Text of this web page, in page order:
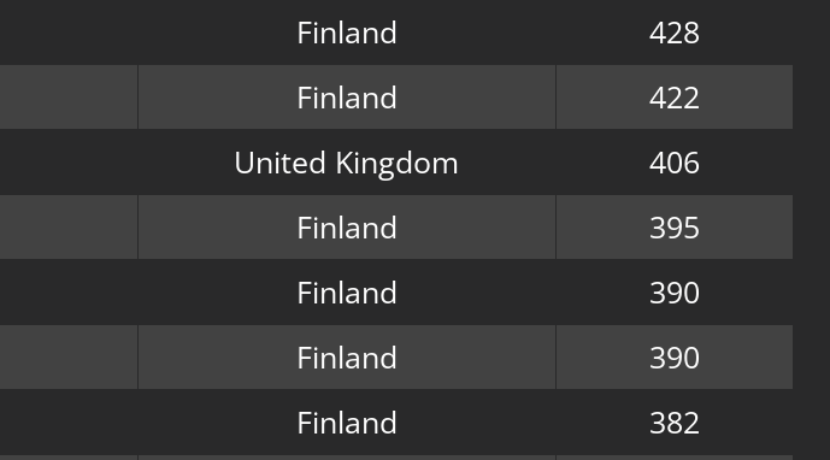
Finland
428
Finland
422
United Kingdom
406
Finland
395
Finland
390
Finland
390
Finland 382